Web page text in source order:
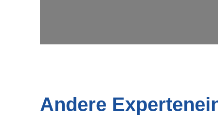
Andere